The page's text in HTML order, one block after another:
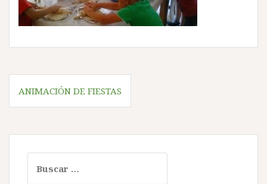
Navegación
deANIMACIÓN DE FIESTAS